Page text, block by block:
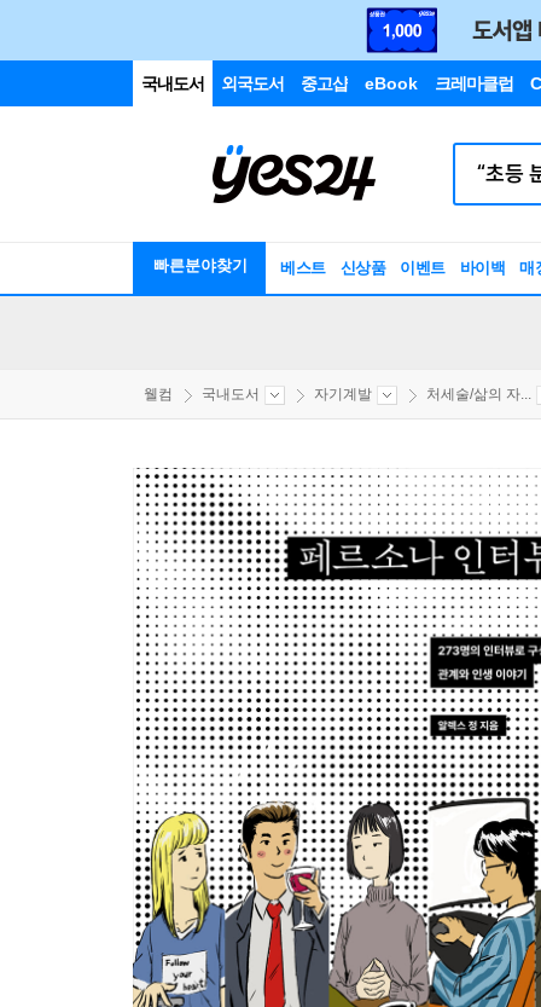
국내도서 외국도서 중고샵 eBook 크레마클럽
빠른분야찾기 베스트 신상품 이벤트 바이백 매
웰컴 국내도서 자기계발 처세술/삶의 자...